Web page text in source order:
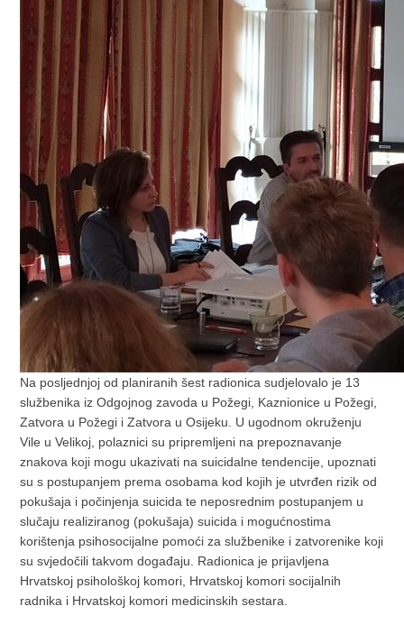
Na posljednjoj od planiranih šest radionica sudjelovalo je 13
službenika iz Odgojnog zavoda u Požegi, Kaznionice u Požegi,
Zatvora u Požegi i Zatvora u Osijeku. U ugodnom okruženju
Vile u Velikoj, polaznici su pripremljeni na prepoznavanje
znakova koji mogu ukazivati na suicidalne tendencije, upoznati
su s postupanjem prema osobama kod kojih je utvrđen rizik od
pokušaja i počinjenja suicida te neposrednim postupanjem u
slučaju realiziranog (pokušaja) suicida i mogućnostima
korištenja psihosocijalne pomoći za službenike i zatvorenike koji
su svjedočili takvom događaju. Radionica je prijavljena
Hrvatskoj psihološkoj komori, Hrvatskoj komori socijalnih
radnika i Hrvatskoj komori medicinskih sestara.